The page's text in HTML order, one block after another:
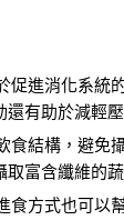
促進消化系統
還有助於減輕
食結構，避免
富含纖維的
食方式也可以